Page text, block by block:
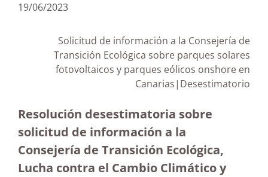
19/06/2023
Solicitud de información a la Consejería de
Transición Ecológica sobre parques solares
fotovoltaicos y parques eólicos onshore en
Canarias|Desestimatorio
Resolución desestimatoria sobre
solicitud de información a la
Consejería de Transición Ecológica,
Lucha contra el Cambio Climático y